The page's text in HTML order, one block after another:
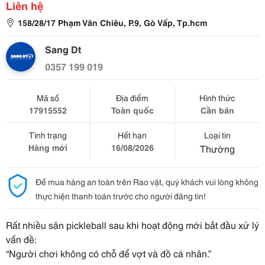
Liên hệ
158/28/17 Phạm Văn Chiêu, P.9, Gò Vấp, Tp.hcm
Sang Dt
0357 199 019
Mã số
17915552
Địa điểm
Toàn quốc
Hình thức
Cần bán
Tình trạng
Hàng mới
Hết hạn
16/08/2026
Loại tin
Thường
Để mua hàng an toàn trên Rao vặt, quý khách vui lòng không
thực hiện thanh toán trước cho người đăng tin!
Rất nhiều sân pickleball sau khi hoạt động mới bắt đầu xử lý
vấn đề:
“Người chơi không có chỗ để vợt và đồ cá nhân.”